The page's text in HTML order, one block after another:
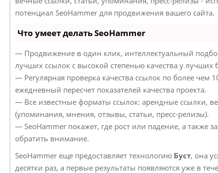
потенциал SeoHammer для продвижения вашего сайта.
Что умеет делать SeoHammer
— Продвижение в один клик, интеллектуальный
лучших ссылок с высокой степенью качества у лучших
— Регулярная проверка качества ссылок по более чем
ежедневный пересчет показателей качества проекта.
— Все известные форматы ссылок: арендные ссылки,
(упоминания, мнения, отзывы, статьи, пресс-релизы).
— SeoHammer покажет, где рост или падение, а также
обратить внимание.
SeoHammer еще предоставляет технологию Буст, она
десятки раз, а первые результаты появляются уже в